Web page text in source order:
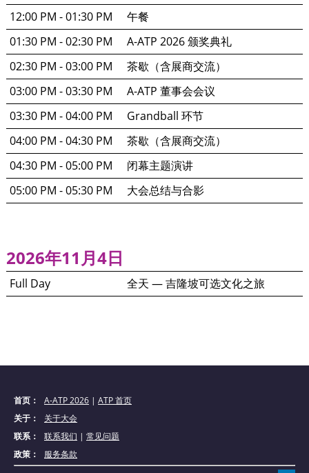
12:00 PM - 01:30 PM
午餐
01:30 PM - 02:30 PM
A-ATP 2026 颁奖典礼
02:30 PM - 03:00 PM
茶歇（含展商交流）
03:00 PM - 03:30 PM
A-ATP 董事会会议
03:30 PM - 04:00 PM
Grandball 环节
04:00 PM - 04:30 PM
茶歇（含展商交流）
04:30 PM - 05:00 PM
闭幕主题演讲
05:00 PM - 05:30 PM
大会总结与合影
2026年11月4日
Full Day 全天 — 吉隆坡可选文化之旅
首页： A-ATP 2026 | ATP 首页
关于：
关于大会
联系：
联系我们 | 常见问题
政策：
服务条款